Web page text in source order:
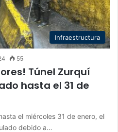
Infraestructura
55
Túnel Zurquí
hasta el 31 de
el miércoles 31 de enero, el
debido a…